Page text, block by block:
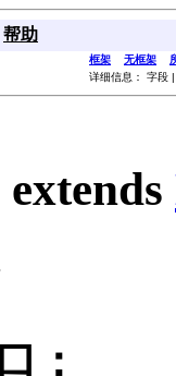
帮助
框架 无框架
详细信息： 字段
：